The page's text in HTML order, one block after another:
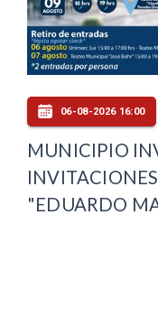
06-08-2026 16:00
MUNICIPIO
"EDUARDO